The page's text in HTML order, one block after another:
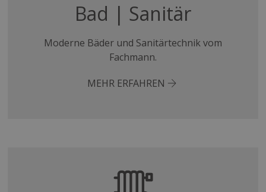
Bad | Sanitär
Moderne Bäder und Sanitärtechnik vom
Fachmann.
MEHR ERFAHREN